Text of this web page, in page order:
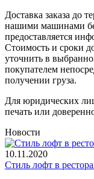
Доставка заказа до
нашими машинами
предоставляется
Стоимость и сроки
уточнить в
покупателем
получении груза.
Для юридических
печать или
Новости
10.11.2020
Стиль лофт в